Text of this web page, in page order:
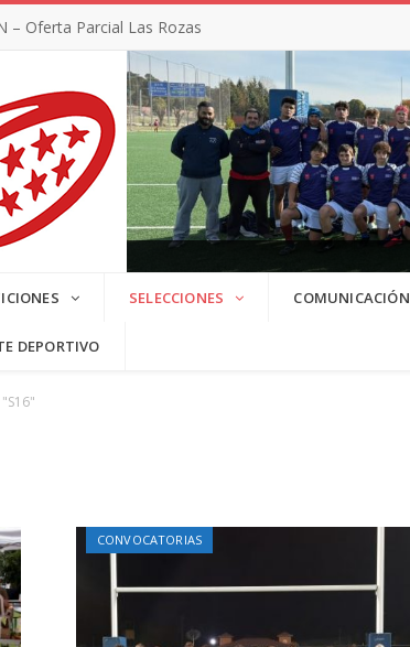
– Oferta Parcial Las Rozas
2025/2026
SELECCIONES COMUNICACIÓN
DEPORTIVO
CONVOCATORIAS